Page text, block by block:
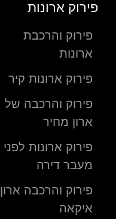
פירוק ארונות
פירוק והרכבת
ארונות
פירוק ארונות קיר
פירוק והרכבה של
ארון מחיר
פירוק ארונות לפני
מעבר דירה
פירוק והרכבה ארון
איקאה